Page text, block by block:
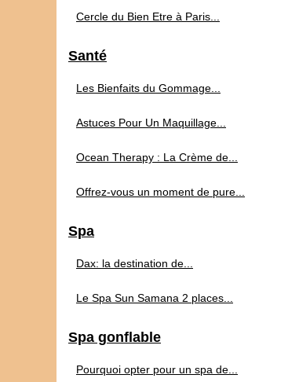
Cercle du Bien Etre à Paris...
Santé
Les Bienfaits du Gommage...
Astuces Pour Un Maquillage...
Ocean Therapy : La Crème de...
Offrez-vous un moment de pure...
Spa
Dax: la destination de...
Le Spa Sun Samana 2 places...
Spa gonflable
Pourquoi opter pour un spa de...